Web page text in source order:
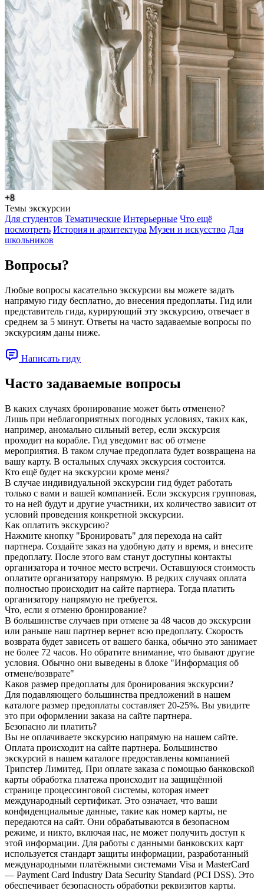
+8
Темы экскурсии
Для студентов Тематические Интерьерные Что ещё
посмотреть История и архитектура Музеи и искусство Для
школьников
Вопросы?
Любые вопросы касательно экскурсии вы можете задать
напрямую гиду бесплатно, до внесения предоплаты. Гид или
представитель гида, курирующий эту экскурсию, отвечает в
среднем за 5 минут. Ответы на часто задаваемые вопросы по
экскурсиям даны ниже.
Написать гиду
Часто задаваемые вопросы
В каких случаях бронирование может быть отменено?
Лишь при неблагоприятных погодных условиях, таких как,
например, аномально сильный ветер, если экскурсия
проходит на корабле. Гид уведомит вас об отмене
мероприятия. В таком случае предоплата будет возвращена на
вашу карту. В остальных случаях экскурсия состоится.
Кто ещё будет на экскурсии кроме меня?
В случае индивидуальной экскурсии гид будет работать
только с вами и вашей компанией. Если экскурсия групповая,
то на ней будут и другие участники, их количество зависит от
условий проведения конкретной экскурсии.
Как оплатить экскурсию?
Нажмите кнопку "Бронировать" для перехода на сайт
партнера. Создайте заказ на удобную дату и время, и внесите
предоплату. После этого вам станут доступны контакты
организатора и точное место встречи. Оставшуюся стоимость
оплатите организатору напрямую. В редких случаях оплата
полностью происходит на сайте партнера. Тогда платить
организатору напрямую не требуется.
Что, если я отменю бронирование?
В большинстве случаев при отмене за 48 часов до экскурсии
или раньше наш партнер вернет всю предоплату. Скорость
возврата будет зависеть от вашего банка, обычно это занимает
не более 72 часов. Но обратите внимание, что бывают другие
условия. Обычно они выведены в блоке "Информация об
отмене/возврате"
Каков размер предоплаты для бронирования экскурсии?
Для подавляющего большинства предложений в нашем
каталоге размер предоплаты составляет 20-25%. Вы увидите
это при оформлении заказа на сайте партнера.
Безопасно ли платить?
Вы не оплачиваете экскурсию напрямую на нашем сайте.
Оплата происходит на сайте партнера. Большинство
экскурсий в нашем каталоге предоставлены компанией
Трипстер Лимитед. При оплате заказа с помощью банковской
карты обработка платежа происходит на защищённой
странице процессинговой системы, которая имеет
международный сертификат. Это означает, что ваши
конфиденциальные данные, такие как номер карты, не
передаются на сайт. Они обрабатываются в безопасном
режиме, и никто, включая нас, не может получить доступ к
этой информации. Для работы с данными банковских карт
используется стандарт защиты информации, разработанный
международными платёжными системами Visa и MasterCard
— Payment Card Industry Data Security Standard (PCI DSS). Это
обеспечивает безопасность обработки реквизитов карты.